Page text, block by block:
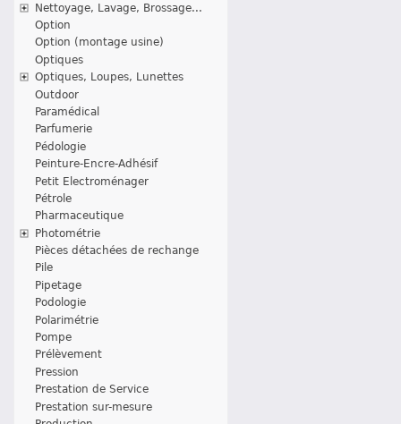
Nettoyage, Lavage, Brossage...
Option
Option (montage usine)
Optiques
Optiques, Loupes, Lunettes
Outdoor
Paramédical
Parfumerie
Pédologie
Peinture-Encre-Adhésif
Petit Electroménager
Pétrole
Pharmaceutique
Photométrie
Pièces détachées de rechange
Pile
Pipetage
Podologie
Polarimétrie
Pompe
Prélèvement
Pression
Prestation de Service
Prestation sur-mesure